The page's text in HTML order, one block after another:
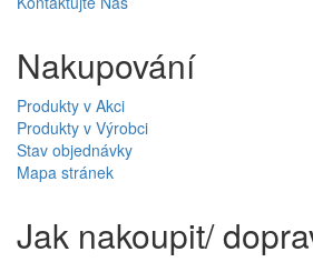
Nakupování
Produkty v Akci
Produkty v Výrobci
Stav objednávky
Mapa stránek
Jak nakoupit/